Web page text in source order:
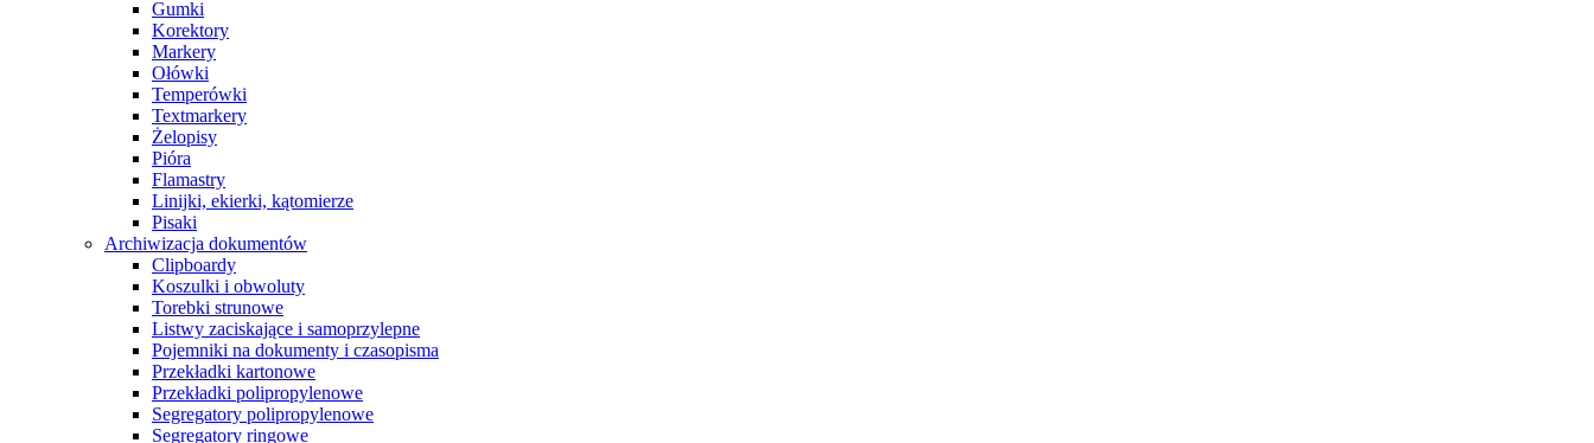
Gumki
Korektory
Markery
Ołówki
Temperówki
Textmarkery
Żelopisy
Pióra
Flamastry
Linijki, ekierki, kątomierze
Pisaki
Archiwizacja dokumentów
Clipboardy
Koszulki i obwoluty
Torebki strunowe
Listwy zaciskające i samoprzylepne
Pojemniki na dokumenty i czasopisma
Przekładki kartonowe
Przekładki polipropylenowe
Segregatory polipropylenowe
Segregatory ringowe